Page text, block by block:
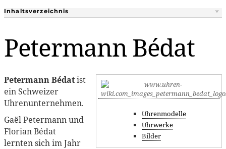
Inhaltsverzeichnis
Petermann Bédat
Uhrenmodelle
Uhrwerke
Bilder
Petermann Bédatist
ein Schweizer
Uhrenunternehmen.
Gaël Petermann und
Florian Bédat
lernten sich im Jahr